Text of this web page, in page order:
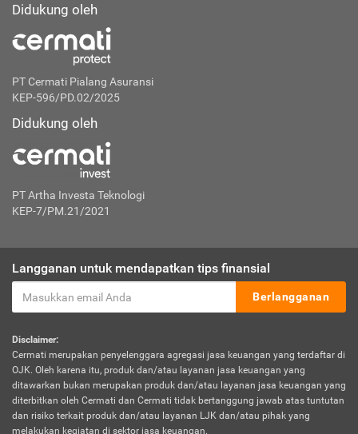
Didukung oleh
PT Cermati Pialang Asuransi
KEP-596/PD.02/2025
Didukung oleh
PT Artha Investa Teknologi
KEP-7/PM.21/2021
Langganan untuk mendapatkan tips finansial
Berlangganan
Disclaimer:
Cermati merupakan penyelenggara agregasi jasa keuangan yang terdaftar di
OJK. Oleh karena itu, produk dan/atau layanan jasa keuangan yang
ditawarkan bukan merupakan produk dan/atau layanan jasa keuangan yang
diterbitkan oleh Cermati dan Cermati tidak bertanggung jawab atas tuntutan
dan risiko terkait produk dan/atau layanan LJK dan/atau pihak yang
melakukan kegiatan di sektor jasa keuangan.